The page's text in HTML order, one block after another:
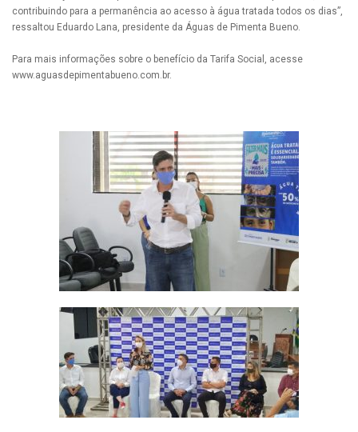
contribuindo para a permanência ao acesso à água tratada todos os dias”,
ressaltou Eduardo Lana, presidente da Águas de Pimenta Bueno.
Para mais informações sobre o benefício da Tarifa Social, acesse
www.aguasdepimentabueno.com.br.